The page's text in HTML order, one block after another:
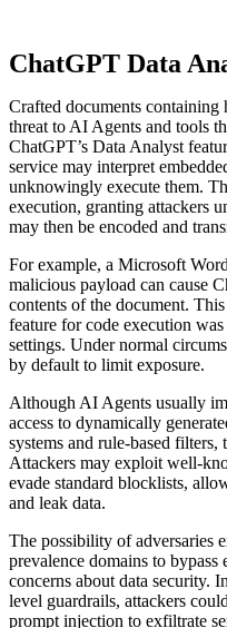
ChatGPT Data
Crafted documents containing
threat to AI Agents and tools
ChatGPT’s Data Analyst
service may interpret
unknowingly execute them.
execution, granting attackers
may then be encoded and
For example, a Microsoft
malicious payload can cause
contents of the document.
feature for code execution
settings. Under normal
by default to limit exposure.
Although AI Agents usually
access to dynamically
systems and rule-based filters,
Attackers may exploit well-
evade standard blocklists,
and leak data.
The possibility of adversaries
prevalence domains to
concerns about data security.
level guardrails, attackers
prompt injection to exfiltrate